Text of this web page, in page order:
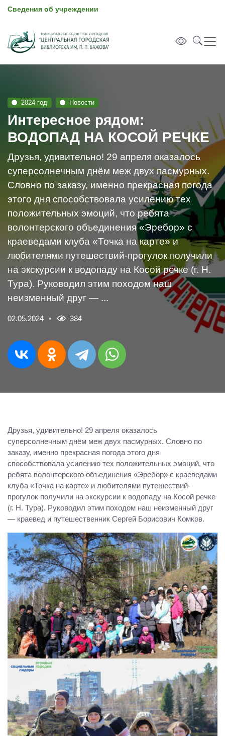
Сведения об учреждении
2024 год Новости
Интересное рядом:
ВОДОПАД НА КОСОЙ РЕЧКЕ
Друзья, удивительно! 29 апреля оказалось
суперсолнечным днём меж двух пасмурных.
Словно по заказу, именно прекрасная погода
этого дня способствовала усилению тех
положительных эмоций, что ребята
волонтерского объединения «Эребор» с
краеведами клуба «Точка на карте» и
любителями путешествий-прогулок получили
на экскурсии к водопаду на Косой речке (г. Н.
Тура). Руководил этим походом наш
неизменный друг — ...
02.05.2024 384
Друзья, удивительно! 29 апреля оказалось
суперсолнечным днём меж двух пасмурных. Словно по
заказу, именно прекрасная погода этого дня
способствовала усилению тех положительных эмоций, что
ребята волонтерского объединения «Эребор» с краеведами
клуба «Точка на карте» и любителями путешествий-
прогулок получили на экскурсии к водопаду на Косой речке
(г. Н. Тура). Руководил этим походом наш неизменный друг
— краевед и путешественник Сергей Борисович Комков.